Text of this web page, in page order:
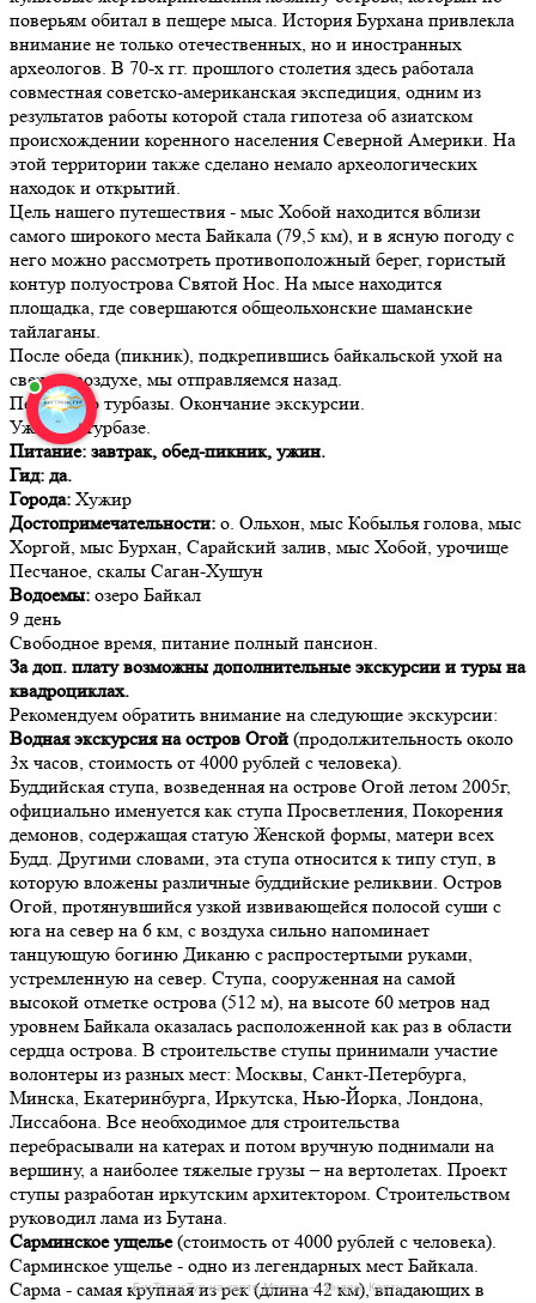
поверьям обитал в пещере мыса. История Бурхана привлекла
внимание не только отечественных, но и иностранных
археологов. В 70-х гг. прошлого столетия здесь работала
совместная советско-американская экспедиция, одним из
результатов работы которой стала гипотеза об азиатском
происхождении коренного населения Северной Америки. На
этой территории также сделано немало археологических
находок и открытий.
Цель нашего путешествия - мыс Хобой находится вблизи
самого широкого места Байкала (79,5 км), и в ясную погоду с
него можно рассмотреть противоположный берег, гористый
контур полуострова Святой Нос. На мысе находится
площадка, где совершаются общеольхонские шаманские
тайлаганы.
После обеда (пикник), подкрепившись байкальской ухой на
свежем воздухе, мы отправляемся назад.
Переезд до турбазы. Окончание экскурсии.
Ужин на турбазе.
Питание: завтрак, обед-пикник, ужин.
Гид: да.
Города: Хужир
Достопримечательности: о. Ольхон, мыс Кобылья голова, мыс
Хоргой, мыс Бурхан, Сарайский залив, мыс Хобой, урочище
Песчаное, скалы Саган-Хушун
Водоемы: озеро Байкал
9 день
Свободное время, питание полный пансион.
За доп. плату возможны дополнительные экскурсии и туры на
квадроциклах.
Рекомендуем обратить внимание на следующие экскурсии:
Водная экскурсия на остров Огой (продолжительность около
3х часов, стоимость от 4000 рублей с человека).
Буддийская ступа, возведенная на острове Огой летом 2005г,
официально именуется как ступа Просветления, Покорения
демонов, содержащая статую Женской формы, матери всех
Будд. Другими словами, эта ступа относится к типу ступ, в
которую вложены различные буддийские реликвии. Остров
Огой, протянувшийся узкой извивающейся полосой суши с
юга на север на 6 км, с воздуха сильно напоминает
танцующую богиню Диканю с распростертыми руками,
устремленную на север. Ступа, сооруженная на самой
высокой отметке острова (512 м), на высоте 60 метров над
уровнем Байкала оказалась расположенной как раз в области
сердца острова. В строительстве ступы принимали участие
волонтеры из разных мест: Москвы, Санкт-Петербурга,
Минска, Екатеринбурга, Иркутска, Нью-Йорка, Лондона,
Лиссабона. Все необходимое для строительства
перебрасывали на катерах и потом вручную поднимали на
вершину, а наиболее тяжелые грузы – на вертолетах. Проект
ступы разработан иркутским архитектором. Строительством
руководил лама из Бутана.
Сарминское ущелье(стоимость от 4000 рублей с человека).
Сарминское ущелье - одно из легендарных мест Байкала.
Сарма - самая крупная из рек (длина 42 км), впадающих в
БигТрансТур на карте Москвы — Яндекс Карты